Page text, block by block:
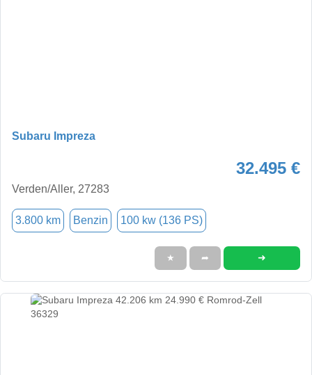
Subaru Impreza
32.495 €
Verden/Aller, 27283
3.800 km Benzin 100 kw (136 PS)
★ ➦ ➜